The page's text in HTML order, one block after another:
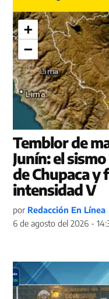
Temblor de
Junín: el
de Chupaca y
intensidad V
por Redacción En Línea
6 de agosto del 2026 -